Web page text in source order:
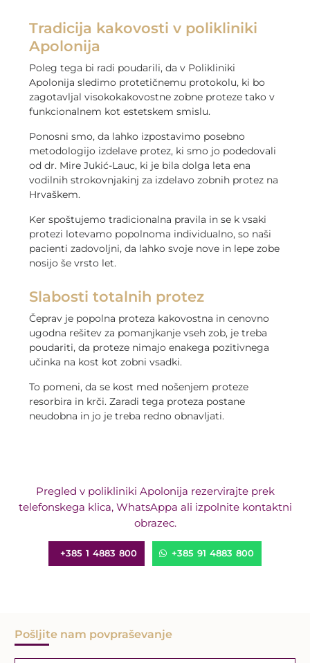
Tradicija kakovosti v polikliniki
Apolonija
Poleg tega bi radi poudarili, da v Polikliniki
Apolonija sledimo protetičnemu protokolu, ki bo
zagotavljal visokokakovostne zobne proteze tako v
funkcionalnem kot estetskem smislu.
Ponosni smo, da lahko izpostavimo posebno
metodologijo izdelave protez, ki smo jo podedovali
od dr. Mire Jukić-Lauc, ki je bila dolga leta ena
vodilnih strokovnjakinj za izdelavo zobnih protez na
Hrvaškem.
Ker spoštujemo tradicionalna pravila in se k vsaki
protezi lotevamo popolnoma individualno, so naši
pacienti zadovoljni, da lahko svoje nove in lepe zobe
nosijo še vrsto let.
Slabosti totalnih protez
Čeprav je popolna proteza kakovostna in cenovno
ugodna rešitev za pomanjkanje vseh zob, je treba
poudariti, da proteze nimajo enakega pozitivnega
učinka na kost kot zobni vsadki.
To pomeni, da se kost med nošenjem proteze
resorbira in krči. Zaradi tega proteza postane
neudobna in jo je treba redno obnavljati.
Pregled v polikliniki Apolonija rezervirajte prek
telefonskega klica, WhatsAppa ali izpolnite kontaktni
obrazec.
+385 1 4883 800 +385 91 4883 800
Pošljite nam povpraševanje